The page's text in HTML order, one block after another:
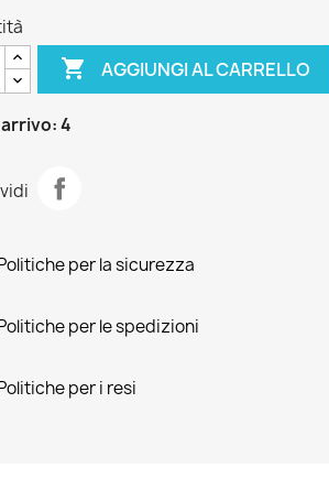
 AGGIUNGI AL CARRELLO
4
per la sicurezza
per le spedizioni
per i resi